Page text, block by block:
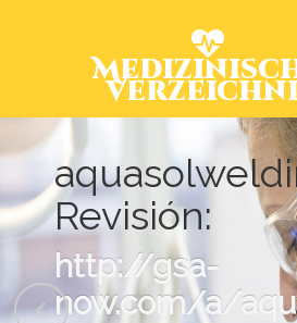
Revisión:
http://gsa-
now.com/a/